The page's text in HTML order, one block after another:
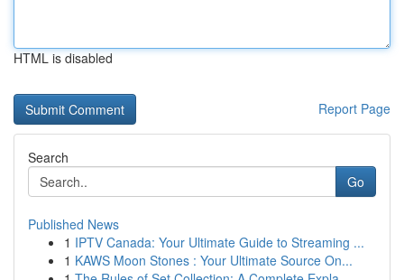
HTML is disabled
Report Page
Search
Go
Published News
1 IPTV Canada: Your Ultimate Guide to Streaming ...
1 KAWS Moon Stones : Your Ultimate Source On...